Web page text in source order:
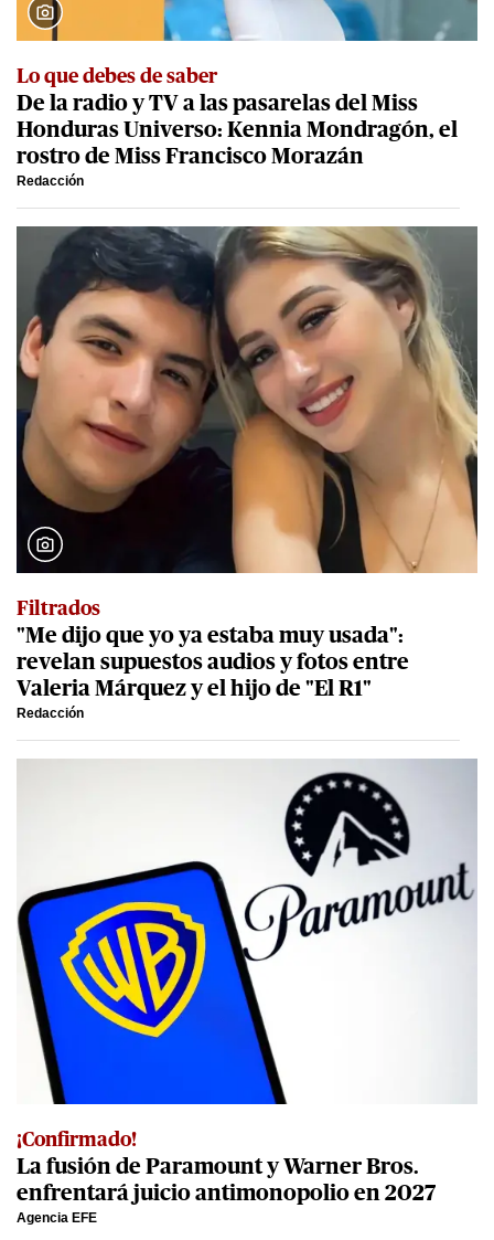
Lo que debes de saber
De la radio y TV a las pasarelas del Miss
Honduras Universo: Kennia Mondragón, el
rostro de Miss Francisco Morazán
Redacción
Filtrados
"Me dijo que yo ya estaba muy usada":
revelan supuestos audios y fotos entre
Valeria Márquez y el hijo de "El R1"
Redacción
¡Confirmado!
La fusión de Paramount y Warner Bros.
enfrentará juicio antimonopolio en 2027
Agencia EFE